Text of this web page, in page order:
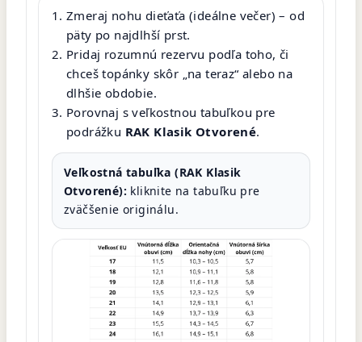
Zmeraj nohu dieťaťa (ideálne večer) – od
päty po najdlhší prst.
Pridaj rozumnú rezervu podľa toho, či
chceš topánky skôr „na teraz“ alebo na
dlhšie obdobie.
Porovnaj s veľkostnou tabuľkou pre
podrážku RAK Klasik Otvorené.
Veľkostná tabuľka (RAK Klasik
Otvorené): kliknite na tabuľku pre
zväčšenie originálu.